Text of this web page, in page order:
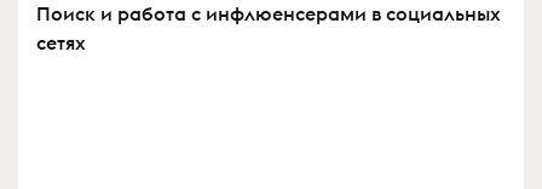
Поиск и работа с инфлюенсерами в социальных
сетях